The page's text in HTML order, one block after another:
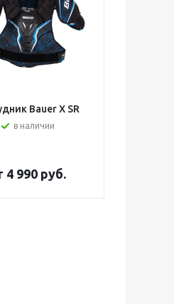
Bauer X SR
в наличии
4 990 руб.